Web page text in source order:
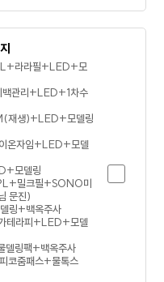
라라필+LED+모
백관리+LED+1차수
재생)+LED+모델링
온자임+LED+모델
모델링
밀크필+SONO미
문진)
링+백옥주사
테라피+LED+모델
링팩+백옥주사
코줌패스+물톡스